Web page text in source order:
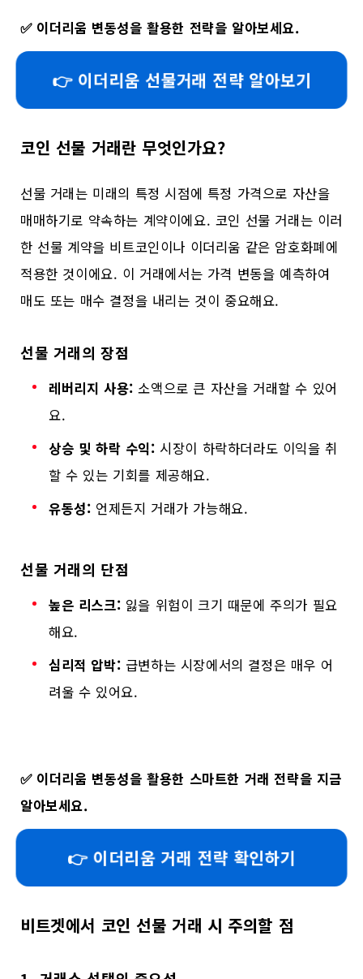
✅ 이더리움 변동성을 활용한 전략을 알아보세요.
👉 이더리움 선물거래 전략 알아보기
코인 선물 거래란 무엇인가요?
선물 거래는 미래의 특정 시점에 특정 가격으로 자산을
매매하기로 약속하는 계약이에요. 코인 선물 거래는 이러
한 선물 계약을 비트코인이나 이더리움 같은 암호화폐에
적용한 것이에요. 이 거래에서는 가격 변동을 예측하여
매도 또는 매수 결정을 내리는 것이 중요해요.
선물 거래의 장점
레버리지 사용: 소액으로 큰 자산을 거래할 수 있어
요.
상승 및 하락 수익: 시장이 하락하더라도 이익을 취
할 수 있는 기회를 제공해요.
유동성: 언제든지 거래가 가능해요.
선물 거래의 단점
높은 리스크: 잃을 위험이 크기 때문에 주의가 필요
해요.
심리적 압박: 급변하는 시장에서의 결정은 매우 어
려울 수 있어요.
✅ 이더리움 변동성을 활용한 스마트한 거래 전략을 지금
알아보세요.
👉 이더리움 거래 전략 확인하기
비트겟에서 코인 선물 거래 시 주의할 점